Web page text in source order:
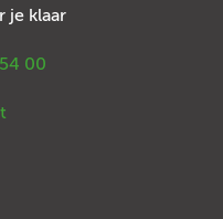
je klaar
00